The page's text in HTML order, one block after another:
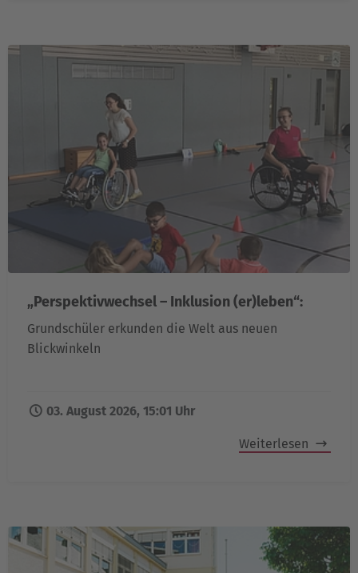
„Perspektivwechsel – Inklusion (er)leben“:
Grundschüler erkunden die Welt aus neuen
Blickwinkeln
03. August 2026, 15:01 Uhr
Weiterlesen